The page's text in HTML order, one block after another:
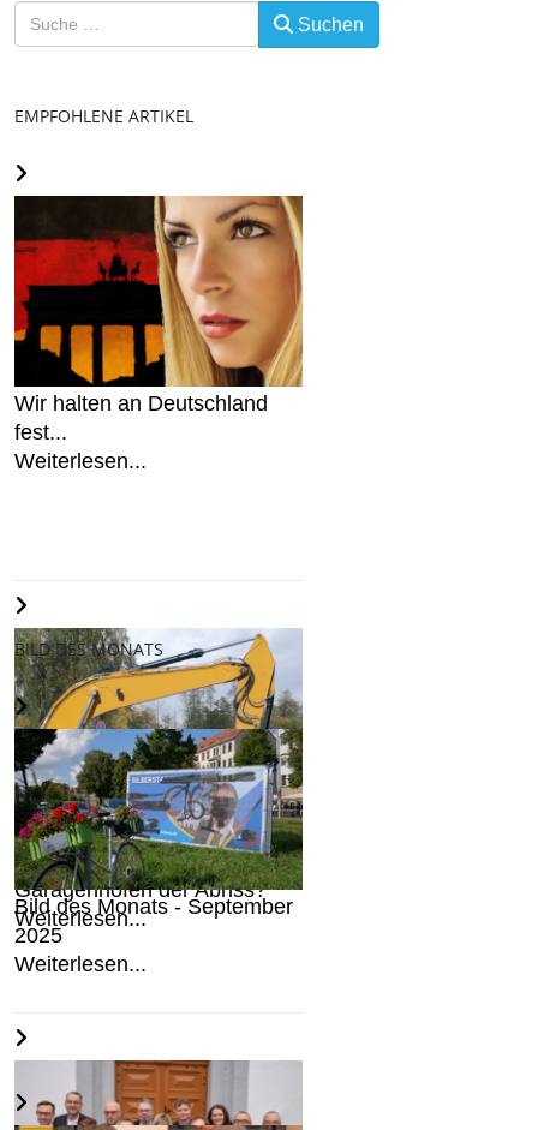
Suchen
EMPFOHLENE ARTIKEL
Wir halten an Deutschland
fest...
Weiterlesen...
Droht Freibergs
Garagenhöfen der Abriss?
Weiterlesen...
BILD DES MONATS
Bild des Monats - September
2025
Weiterlesen...